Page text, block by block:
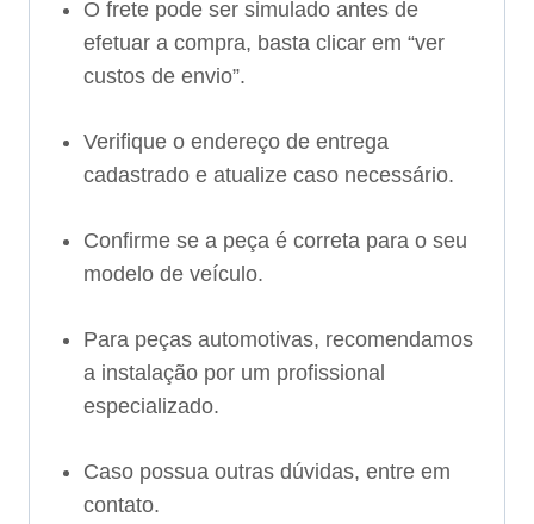
O frete pode ser simulado antes de
efetuar a compra, basta clicar em “ver
custos de envio”.
Verifique o endereço de entrega
cadastrado e atualize caso necessário.
Confirme se a peça é correta para o seu
modelo de veículo.
Para peças automotivas, recomendamos
a instalação por um profissional
especializado.
Caso possua outras dúvidas, entre em
contato.